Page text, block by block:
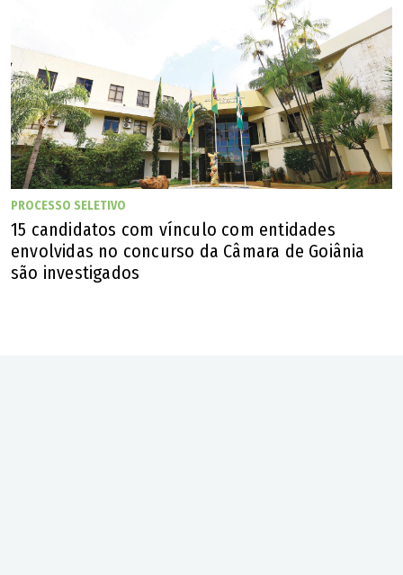
PROCESSO SELETIVO
15 candidatos com vínculo com entidades
envolvidas no concurso da Câmara de Goiânia
são investigados